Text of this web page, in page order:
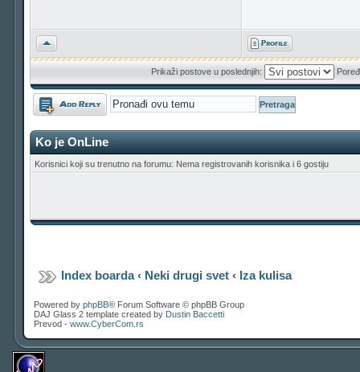
Vrh
Prikaži postove u poslednjih:
Odgovori
Ko je OnLine
Korisnici koji su trenutno na forumu: Nema registrovanih korisnika i 6 gostiju
Index boarda‹ Neki drugi svet ‹ Iza kulisa
Powered by phpBB® Forum Software © phpBB Group
DAJ Glass 2 template created by Dustin Baccetti
Prevod - www.CyberCom.rs